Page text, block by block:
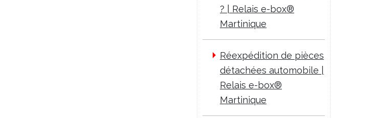
? | Relais e-box®
Martinique
Réexpédition de pièces
détachées automobile |
Relais e-box®
Martinique